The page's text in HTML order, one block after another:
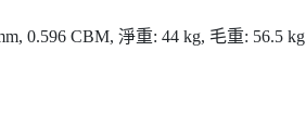
0.596 CBM, 淨重: 44 kg, 毛重: 56.5 kg